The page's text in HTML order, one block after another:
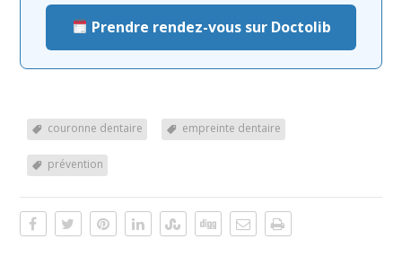
Prendre rendez-vous sur Doctolib
couronne dentaire empreinte dentaire
prévention